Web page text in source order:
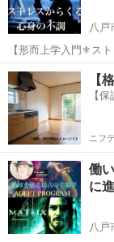
八戸
【形而上学入門⚜️ス
生を再構築する ⚜️ス
https://ameblo.jp/
青森 八戸市
【
【
ニフ
働
に
八戸